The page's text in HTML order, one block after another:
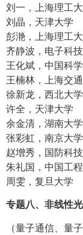
刘一，上海理工
刘晶，天津大学
彭滟，上海理工
齐静波，电子科
王化斌，中国科
王楠林，上海交
徐新龙，西北大学
许全，天津大学
余金清，湖南大学
张彩虹，南京大学
赵增秀，国防科
朱礼国，中国工
周雯，复旦大学
专题八、非线性
（量子通信、量